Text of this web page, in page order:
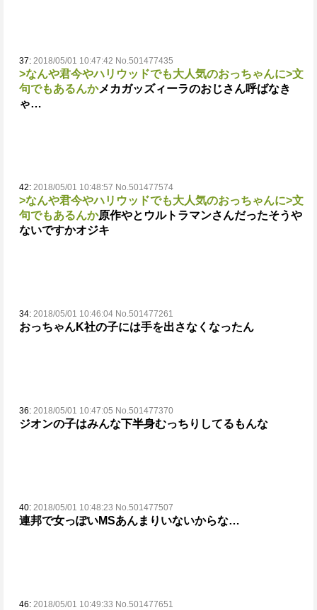
37: 2018/05/01 10:47:42 No.501477435
>なんや君今やハリウッドでも大人気のおっちゃんに>文
句でもあるんかメカガッズィーラのおじさん呼ばなき
ゃ…
42: 2018/05/01 10:48:57 No.501477574
>なんや君今やハリウッドでも大人気のおっちゃんに>文
句でもあるんか原作やとウルトラマンさんだったそうや
ないですかオジキ
34: 2018/05/01 10:46:04 No.501477261
おっちゃんK社の子には手を出さなくなったん
36: 2018/05/01 10:47:05 No.501477370
ジオンの子はみんな下半身むっちりしてるもんな
40: 2018/05/01 10:48:23 No.501477507
連邦で女っぽいMSあんまりいないからな…
46: 2018/05/01 10:49:33 No.501477651